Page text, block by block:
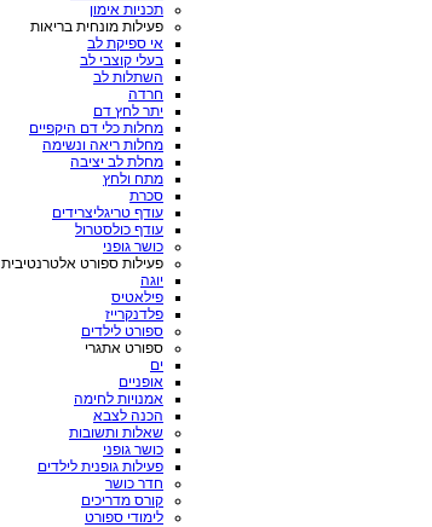
תכניות אימון
פעילות מונחית בריאות
אי ספיקת לב
בעלי קוצבי לב
השתלות לב
חרדה
יתר לחץ דם
מחלות כלי דם היקפיים
מחלות ריאה ונשימה
מחלת לב יציבה
מתח ולחץ
סכרת
עודף טריגליצרידים
עודף כולסטרול
כושר גופני
פעילות ספורט אלטרנטיבית
יוגה
פילאטיס
פלדנקרייז
ספורט לילדים
ספורט אתגרי
ים
אופניים
אמנויות לחימה
הכנה לצבא
שאלות ותשובות
כושר גופני
פעילות גופנית לילדים
חדר כושר
קורס מדריכים
לימודי ספורט